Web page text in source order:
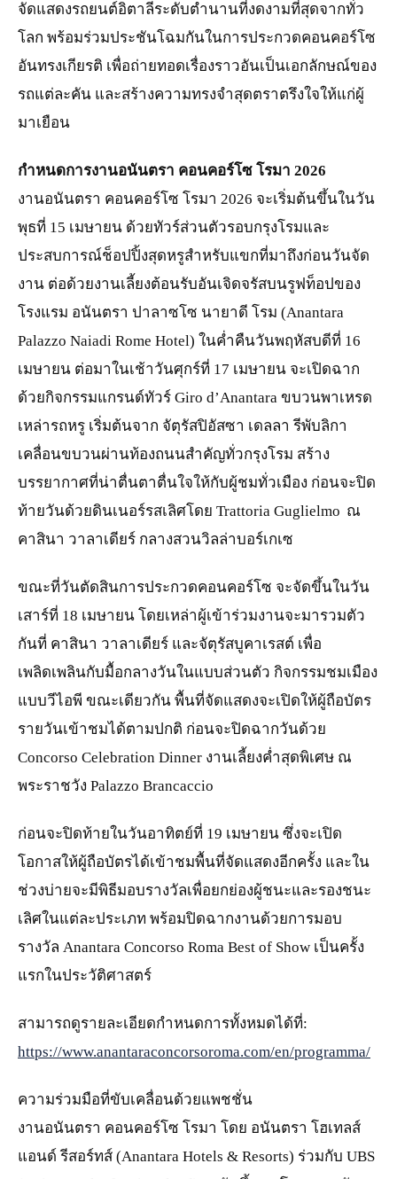
จัดแสดงรถยนต์อิตาลีระดับตำนานที่งดงามที่สุดจากทั่ว
โลก พร้อมร่วมประชันโฉมกันในการประกวดคอนคอร์โซ
อันทรงเกียรติ เพื่อถ่ายทอดเรื่องราวอันเป็นเอกลักษณ์ของ
รถแต่ละคัน และสร้างความทรงจำสุดตราตรึงใจให้แก่ผู้
มาเยือน
กำหนดการงานอนันตรา คอนคอร์โซ โรมา 2026
งานอนันตรา คอนคอร์โซ โรมา 2026 จะเริ่มต้นขึ้นในวัน
พุธที่ 15 เมษายน ด้วยทัวร์ส่วนตัวรอบกรุงโรมและ
ประสบการณ์ช็อปปิ้งสุดหรูสำหรับแขกที่มาถึงก่อนวันจัด
งาน ต่อด้วยงานเลี้ยงต้อนรับอันเจิดจรัสบนรูฟท็อปของ
โรงแรม อนันตรา ปาลาซโซ นายาดี โรม (Anantara
Palazzo Naiadi Rome Hotel) ในค่ำคืนวันพฤหัสบดีที่ 16
เมษายน ต่อมาในเช้าวันศุกร์ที่ 17 เมษายน จะเปิดฉาก
ด้วยกิจกรรมแกรนด์ทัวร์ Giro d’Anantara ขบวนพาเหรด
เหล่ารถหรู เริ่มต้นจาก จัตุรัสปิอัสซา เดลลา รีพับลิกา
เคลื่อนขบวนผ่านท้องถนนสำคัญทั่วกรุงโรม สร้าง
บรรยากาศที่น่าตื่นตาตื่นใจให้กับผู้ชมทั่วเมือง ก่อนจะปิด
ท้ายวันด้วยดินเนอร์รสเลิศโดย Trattoria Guglielmo ณ
คาสินา วาลาเดียร์ กลางสวนวิลล่าบอร์เกเซ
ขณะที่วันตัดสินการประกวดคอนคอร์โซ จะจัดขึ้นในวัน
เสาร์ที่ 18 เมษายน โดยเหล่าผู้เข้าร่วมงานจะมารวมตัว
กันที่ คาสินา วาลาเดียร์ และจัตุรัสบูคาเรสต์ เพื่อ
เพลิดเพลินกับมื้อกลางวันในแบบส่วนตัว กิจกรรมชมเมือง
แบบวีไอพี ขณะเดียวกัน พื้นที่จัดแสดงจะเปิดให้ผู้ถือบัตร
รายวันเข้าชมได้ตามปกติ ก่อนจะปิดฉากวันด้วย
Concorso Celebration Dinner งานเลี้ยงค่ำสุดพิเศษ ณ
พระราชวัง Palazzo Brancaccio
ก่อนจะปิดท้ายในวันอาทิตย์ที่ 19 เมษายน ซึ่งจะเปิด
โอกาสให้ผู้ถือบัตรได้เข้าชมพื้นที่จัดแสดงอีกครั้ง และใน
ช่วงบ่ายจะมีพิธีมอบรางวัลเพื่อยกย่องผู้ชนะและรองชนะ
เลิศในแต่ละประเภท พร้อมปิดฉากงานด้วยการมอบ
รางวัล Anantara Concorso Roma Best of Show เป็นครั้ง
แรกในประวัติศาสตร์
สามารถดูรายละเอียดกำหนดการทั้งหมดได้ที่:
https://www.anantaraconcorsoroma.com/en/programma/
ความร่วมมือที่ขับเคลื่อนด้วยแพชชั่น
งานอนันตรา คอนคอร์โซ โรมา โดย อนันตรา โฮเทลส์
แอนด์ รีสอร์ทส์ (Anantara Hotels & Resorts) ร่วมกับ UBS